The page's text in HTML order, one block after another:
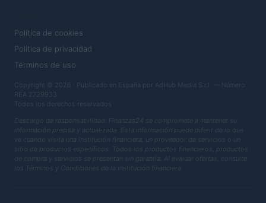
Política de cookies
Política de privacidad
Términos de uso
Copyright © 2026 · Publicado en España por AdHub Media S.r.l. — Número
REA 2729933
Todos los derechos reservados
Descargo de responsabilidad: Finanzas24 se compromete a mantener su
información precisa y actualizada. Esta información puede diferir de lo que
ve cuando visita una institución financiera, un proveedor de servicios o un
sitio de productos específicos. Todos los productos financieros, productos
de compra y servicios se presentan sin garantía. Al evaluar ofertas, consulte
los Términos y Condiciones de la institución financiera.